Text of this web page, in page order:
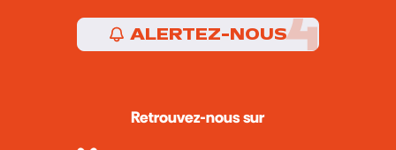
ALERTEZ-NOUS
Retrouvez-nous sur